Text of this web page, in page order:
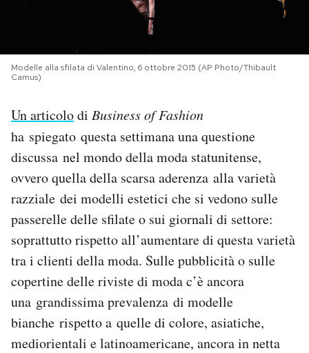
CALENDARIO
AREA PERSONALE
Newsletter
Notifiche mobile
Regala il Post
Hai bisogno di aiuto?
Esci
Modelle alla sfilata di Valentino, 6 ottobre 2015 (AP Photo/Thibault
Camus)
Un articolodi Business of Fashion
ha spiegato questa settimana una questione
discussa nel mondo della moda statunitense,
ovvero quella della scarsa aderenza alla varietà
razziale dei modelli estetici che si vedono sulle
passerelle delle sfilate o sui giornali di settore:
soprattutto rispetto all’aumentare di questa varietà
tra i clienti della moda. Sulle pubblicità o sulle
copertine delle riviste di moda c’è ancora
una grandissima prevalenza di modelle
bianche rispetto a quelle di colore, asiatiche,
mediorientali e latinoamericane, ancora in netta